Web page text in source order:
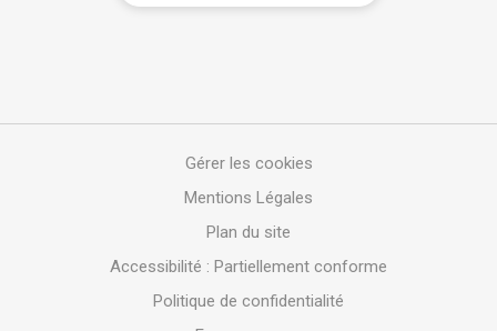
Gérer les cookies
Mentions Légales
Plan du site
Accessibilité : Partiellement conforme
Politique de confidentialité